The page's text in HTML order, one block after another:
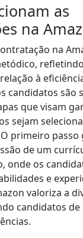
as
na
na
à
candidatos são
que visam
sejam
primeiro passo
de um
onde os
e
valoriza a
candidatos